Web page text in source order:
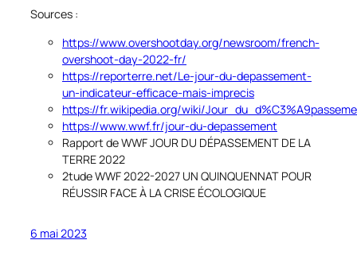
Sources :
https://www.overshootday.org/newsroom/french-
overshoot-day-2022-fr/
https://reporterre.net/Le-jour-du-depassement-
un-indicateur-efficace-mais-imprecis
https://fr.wikipedia.org/wiki/
https://www.wwf.fr/jour-du-depassement
Rapport de WWF JOUR DU DÉPASSEMENT DE LA
TERRE 2022
2tude WWF 2022-2027 UN QUINQUENNAT POUR
RÉUSSIR FACE À LA CRISE ÉCOLOGIQUE
6 mai 2023